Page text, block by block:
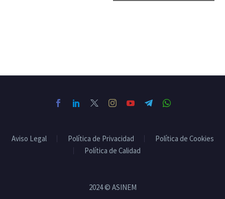
Aviso Legal Política de Privacidad
Política de Cookies
Política de Calidad
2024 © ASINEM